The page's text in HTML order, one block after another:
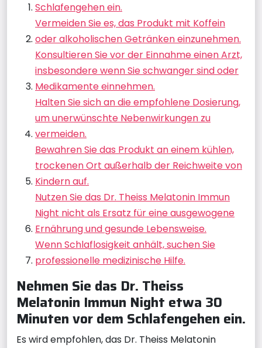
Schlafengehen ein.
Vermeiden Sie es, das Produkt mit Koffein
oder alkoholischen Getränken einzunehmen.
Konsultieren Sie vor der Einnahme einen Arzt,
insbesondere wenn Sie schwanger sind oder
Medikamente einnehmen.
Halten Sie sich an die empfohlene Dosierung,
um unerwünschte Nebenwirkungen zu
vermeiden.
Bewahren Sie das Produkt an einem kühlen,
trockenen Ort außerhalb der Reichweite von
Kindern auf.
Nutzen Sie das Dr. Theiss Melatonin Immun
Night nicht als Ersatz für eine ausgewogene
Ernährung und gesunde Lebensweise.
Wenn Schlaflosigkeit anhält, suchen Sie
professionelle medizinische Hilfe.
Nehmen Sie das Dr. Theiss
Melatonin Immun Night etwa 30
Minuten vor dem Schlafengehen ein.
Es wird empfohlen, das Dr. Theiss Melatonin